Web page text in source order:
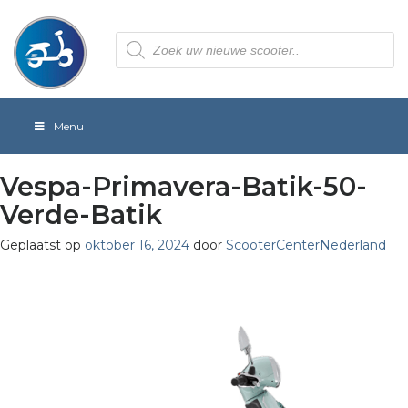
Producten
zoeken
Menu
Vespa-Primavera-Batik-50-
Verde-Batik
Geplaatst op oktober 16, 2024 door ScooterCenterNederland